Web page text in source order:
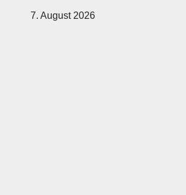
7. August 2026